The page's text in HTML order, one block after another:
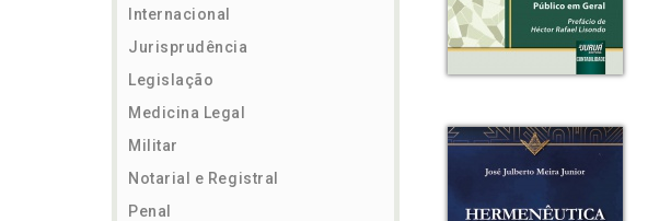
Internacional
Jurisprudência
Legislação
Medicina Legal
Militar
Notarial e Registral
Penal